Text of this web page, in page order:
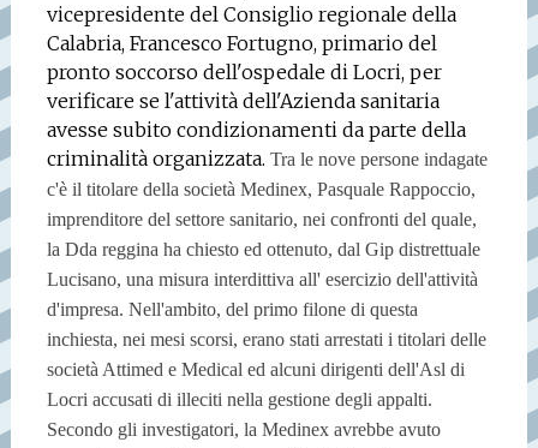
vicepresidente del Consiglio regionale della
Calabria, Francesco Fortugno, primario del
pronto soccorso dell'ospedale di Locri, per
verificare se l'attività dell'Azienda sanitaria
avesse subito condizionamenti da parte della
criminalità organizzata. Tra le nove persone indagate
c'è il titolare della società Medinex, Pasquale Rappoccio,
imprenditore del settore sanitario, nei confronti del quale,
la Dda reggina ha chiesto ed ottenuto, dal Gip distrettuale
Lucisano, una misura interdittiva all' esercizio dell'attività
d'impresa. Nell'ambito, del primo filone di questa
inchiesta, nei mesi scorsi, erano stati arrestati i titolari delle
società Attimed e Medical ed alcuni dirigenti dell'Asl di
Locri accusati di illeciti nella gestione degli appalti.
Secondo gli investigatori, la Medinex avrebbe avuto